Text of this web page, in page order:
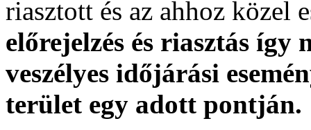
riasztott és az ahhoz közel
előrejelzés és riasztás
veszélyes időjárási
terület egy adott pontján.